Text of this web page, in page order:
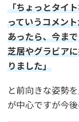
「ちょっとタイ
っていうコメン
あったら、今ま
芝居やグラビア
りました」
と前向きな姿勢
が中心ですが今